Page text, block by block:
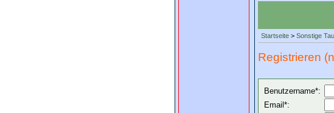
Startseite > Sonstige
Registrieren
Benutzername*:
Email*: